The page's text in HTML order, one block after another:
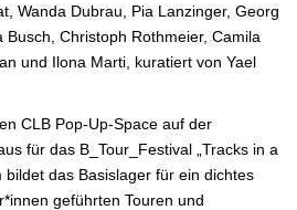
Wanda Dubrau, Pia Lanzinger, Georg
Busch, Christoph Rothmeier, Camila
und Ilona Marti, kuratiert von Yael
CLB Pop-Up-Space auf der
für das B_Tour_Festival „Tracks in a
bildet das Basislager für ein dichtes
geführten Touren und